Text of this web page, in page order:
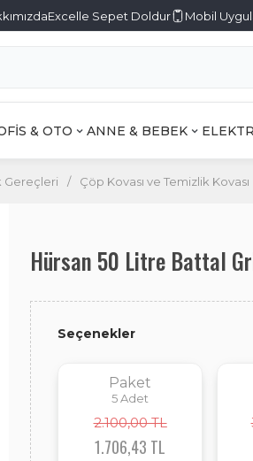
Excelle Sepet Doldur Mobil
& OTO ANNE & BEBEK
Gereçleri / Çöp Kovası ve Temizlik Kovası
Hürsan 50 Litre Battal
Seçenekler
Paket
5Adet
2.100,00 TL
1.706,43 TL